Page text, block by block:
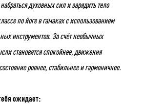
духовных сил и зарядить тело
по йоге в гамаках с использованием
инструментов. За счёт необычных
становятся спокойнее, движения
ровнее, стабильнее и гармоничнее.
ожидает: